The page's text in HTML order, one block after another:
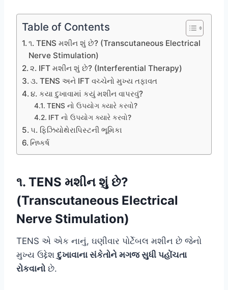
Table of Contents
૧. TENS મશીન શું છે? (Transcutaneous Electrical
Nerve Stimulation)
૨. IFT મશીન શું છે? (Interferential Therapy)
૩. TENS અને IFT વચ્ચેનો મુખ્ય તફાવત
૪. કયા દુખાવામાં કયું મશીન વાપરવું?
TENS નો ઉપયોગ ક્યારે કરવો?
IFT નો ઉપયોગ ક્યારે કરવો?
૫. ફિઝિયોથેરાપિસ્ટની ભૂમિકા
નિષ્કર્ષ
૧. TENS મશીન શું છે?
(Transcutaneous Electrical
Nerve Stimulation)
TENS એ એક નાનું, ઘણીવાર પોર્ટેબલ મશીન છે જેનો
મુખ્ય ઉદ્દેશ દુખાવાના સંકેતોને મગજ સુધી પહોંચતા
રોકવાનોછે.